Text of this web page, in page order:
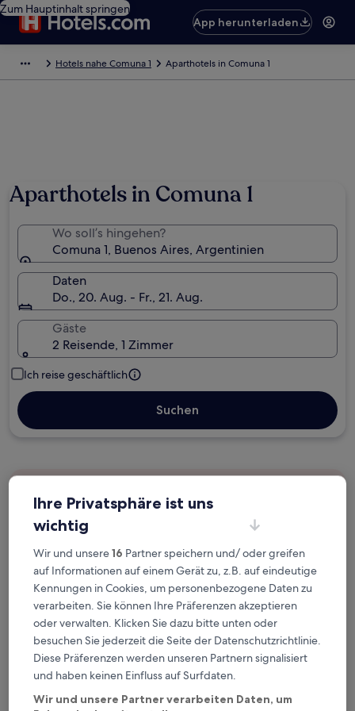
Zum Hauptinhalt springen
App herunterladen
Hotels nahe Comuna 1 Aparthotels in Comuna 1
Aparthotels in Comuna 1
Wo soll’s hingehen?
Comuna 1, Buenos Aires, Argentinien
Daten
Do., 20. Aug. - Fr., 21. Aug.
Gäste
2 Reisende, 1 Zimmer
Ich reise geschäftlich
Suchen
Planänderungen
Verdiene Prämien für jede
wahrgenommene Übernachtung
Mehr sparen mit Preisen für Mitglieder
Überprüfe die Preise für diese Daten
Nächstes Wochenende
In zwei Wochen
Ihre Privatsphäre ist uns
wichtig
Wir und unsere16 Partner speichern und/ oder greifen
auf Informationen auf einem Gerät zu, z.B. auf eindeutige
Kennungen in Cookies, um personenbezogene Daten zu
verarbeiten. Sie können Ihre Präferenzen akzeptieren
oder verwalten. Klicken Sie dazu bitte unten oder
besuchen Sie jederzeit die Seite der Datenschutzrichtlinie.
Diese Präferenzen werden unseren Partnern signalisiert
und haben keinen Einfluss auf Surfdaten.
Wir und unsere Partner verarbeiten Daten, um